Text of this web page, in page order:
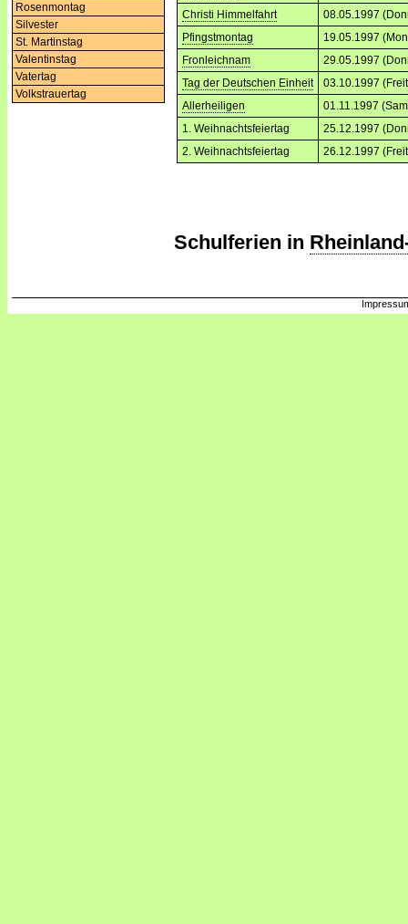
Rosenmontag
Silvester
St. Martinstag
Valentinstag
Vatertag
Volkstrauertag
Christi Himmelfahrt
08.05.1997
Pfingstmontag
19.05.1997
Fronleichnam
29.05.1997
Tag der Deutschen Einheit
03.10.1997
Allerheiligen
01.11.1997
1. Weihnachtsfeiertag
25.12.1997
2. Weihnachtsfeiertag
26.12.1997
Schulferien in